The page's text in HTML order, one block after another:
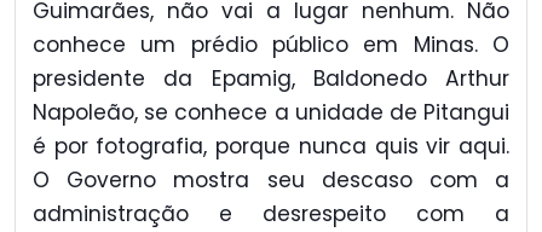
Guimarães, não vai a lugar nenhum. Não
conhece um prédio público em Minas. O
presidente da Epamig, Baldonedo Arthur
Napoleão, se conhece a unidade de Pitangui
é por fotografia, porque nunca quis vir aqui.
O Governo mostra seu descaso com a
administração e desrespeito com a